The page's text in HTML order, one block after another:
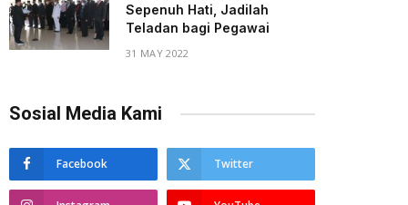
Sepenuh Hati, Jadilah
Teladan bagi Pegawai
31 MAY 2022
Sosial Media Kami
Facebook Twitter